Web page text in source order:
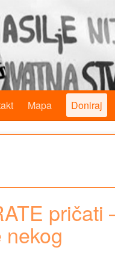
Mapa Doniraj
pričati